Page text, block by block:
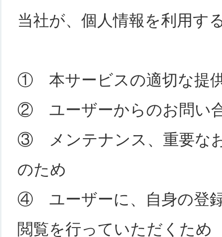
当社が、個人情報を利用す
① 本サービスの適切な提
② ユーザーからのお問い
③ メンテナンス、重要な
のため
④ ユーザーに、自身の登
閲覧を行っていただくため